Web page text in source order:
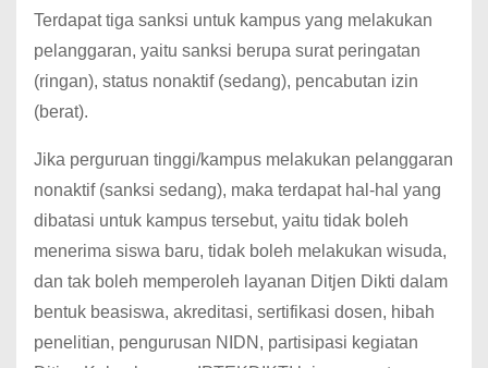
Terdapat tiga sanksi untuk kampus yang melakukan
pelanggaran, yaitu sanksi berupa surat peringatan
(ringan), status nonaktif (sedang), pencabutan izin
(berat).
Jika perguruan tinggi/kampus melakukan pelanggaran
nonaktif (sanksi sedang), maka terdapat hal-hal yang
dibatasi untuk kampus tersebut, yaitu tidak boleh
menerima siswa baru, tidak boleh melakukan wisuda,
dan tak boleh memperoleh layanan Ditjen Dikti dalam
bentuk beasiswa, akreditasi, sertifikasi dosen, hibah
penelitian, pengurusan NIDN, partisipasi kegiatan